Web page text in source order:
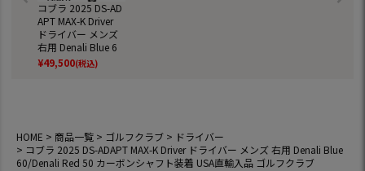
コブラ 2025 DS-AD
APT MAX-K Driver
ドライバー メンズ
右用 Denali Blue 6
0/Denali Red 50 カ
ーボンシャフト装
¥49,500(税込)
HOME 商品一覧 ゴルフクラブ
ドライバー
コブラ 2025 DS-ADAPT MAX-K Driver ドライバー メンズ 右用 Denali Blue
60/Denali Red 50 カーボンシャフト装着 USA直輸入品 ゴルフクラブ